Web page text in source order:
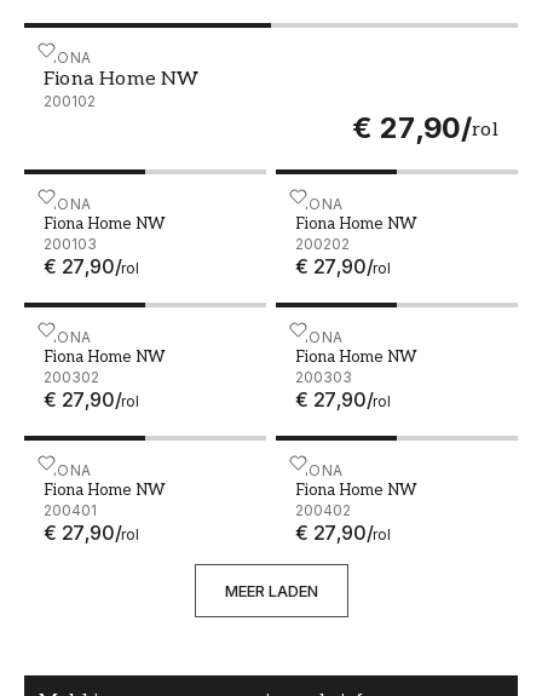
FIONA
Fiona Home NW
200102
€ 27,90/rol
Fiona Home NW - 200102
FIONA
Fiona Home NW
200103
€ 27,90/rol
Fiona Home NW - 200103 FIONA
Fiona Home NW
200202
€ 27,90/rol
Fiona Home NW - 200202
FIONA
Fiona Home NW
200302
€ 27,90/rol
Fiona Home NW - 200302 FIONA
Fiona Home NW
200303
€ 27,90/rol
Fiona Home NW - 200303
FIONA
Fiona Home NW
200401
€ 27,90/rol
Fiona Home NW - 200401 FIONA
Fiona Home NW
200402
€ 27,90/rol
Fiona Home NW - 200402
MEER LADEN